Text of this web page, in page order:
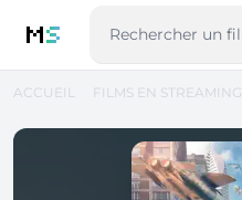
MS
ACCUEIL FILMS EN STREAMING